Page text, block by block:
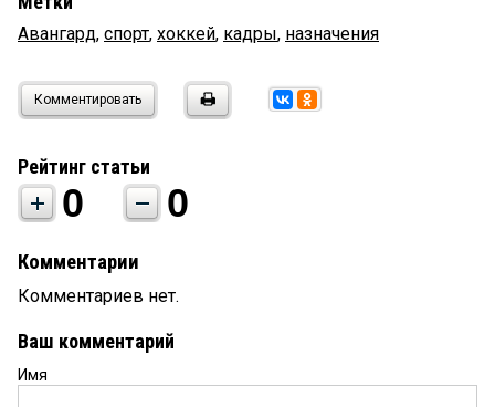
Авангард, спорт, хоккей, кадры, назначения
Комментировать
Рейтинг статьи
0 0
Комментарии
Комментариев нет.
Ваш комментарий
Имя